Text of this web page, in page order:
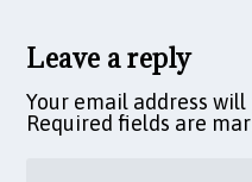
Leave a reply
Your email address
Required fields are